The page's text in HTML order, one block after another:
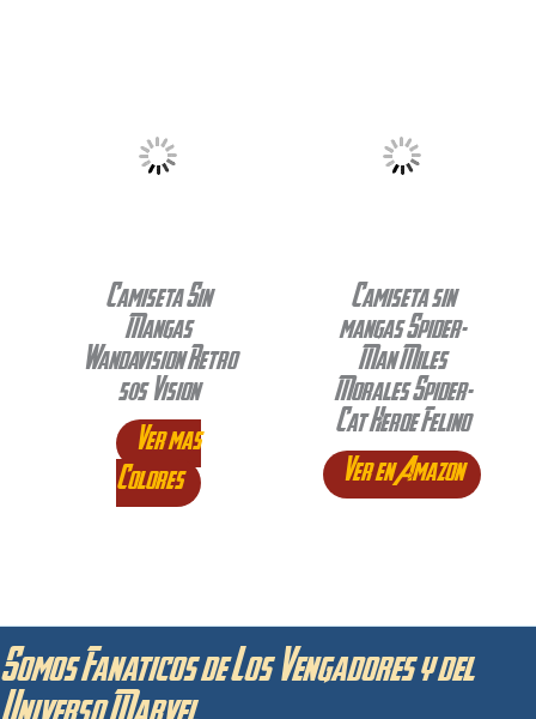
Camiseta Sin
Mangas
Wandavision Retro
50s Vision
Ver mas
Colores
Camiseta sin
mangas Spider-
Man Miles
Morales Spider-
Cat Heroe Felino
Ver en Amazon
Somos Fanaticos de Los Vengadores y del